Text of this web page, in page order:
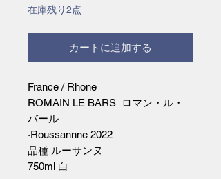
在庫残り2点
カートに追加する
France / Rhone
ROMAIN LE BARS ロマン・ル・
バール
·Roussannne 2022
品種 ルーサンヌ
750ml 白